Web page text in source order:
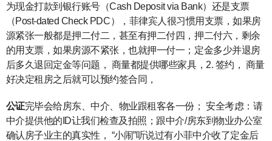
为现金打款到银行账号（Cash Deposit via Bank）还是支票
（Post-dated Check PDC），菲律宾人很习惯用支票，如果房
源紧张一般都是押二付二，甚至有押二付四，押二付六，剩余
的用支票，如果房源不紧张，也就押一付一；定金多少并退房
后多久退回定金等问题， 商量都提供哪些家具，2. 签约， 商量
好决定租房之后就可以预约签合同，
公证完毕会给房东、中介、物业跟租客各一份； 安全考虑：请
中介提供他的ID让我们检查及拍照；跟中介/房东到物业办公室
确认房子业主的真实性， “小闹”听说过有小菲中介收了定金后